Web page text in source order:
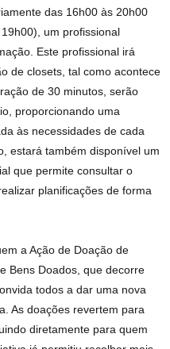
das 16h00 às 20h00
um profissional
Este profissional irá
de closets, tal como acontece
de 30 minutos, serão
proporcionando uma
às necessidades de cada
estará também disponível um
que permite consultar o
planificações de forma
a Ação de Doação de
Bens Doados, que decorre
todos a dar uma nova
As doações revertem para
diretamente para quem